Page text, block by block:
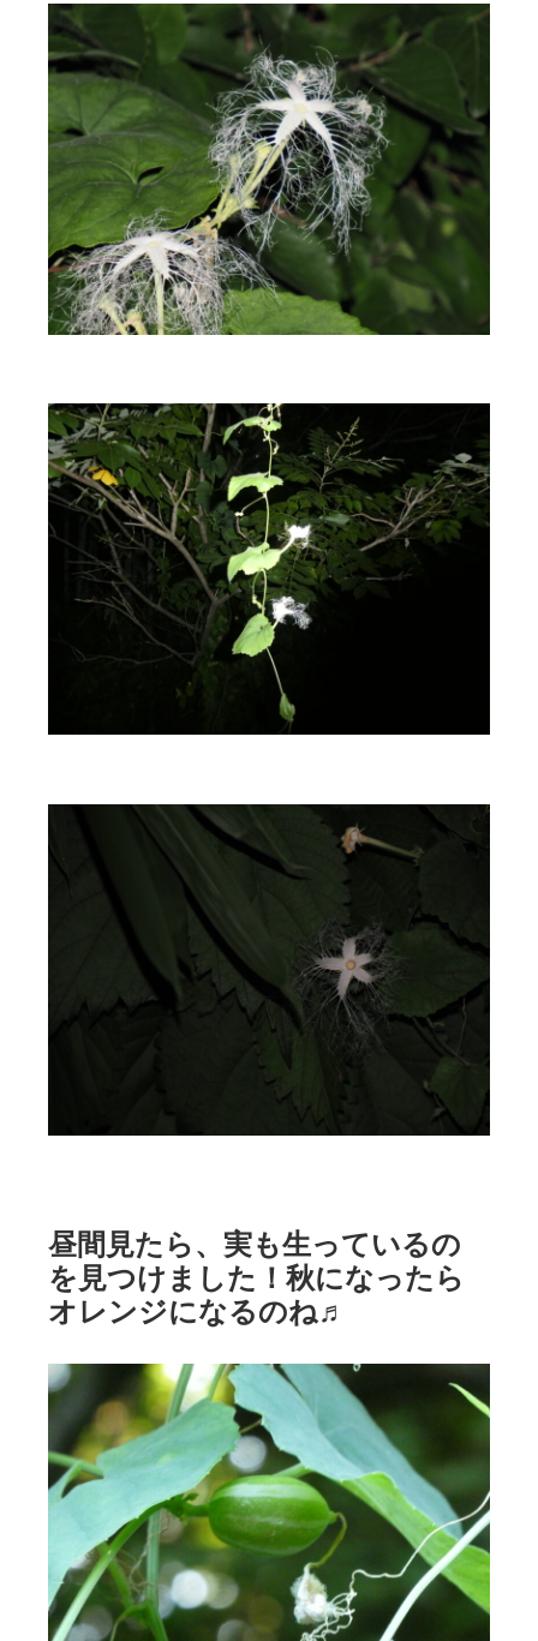
昼間見たら、実も生っているの
を見つけました！秋になったら
オレンジになるのね♬